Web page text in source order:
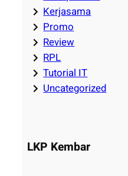
Kerjasama
Promo
Review
RPL
Tutorial IT
Uncategorized
LKP Kembar